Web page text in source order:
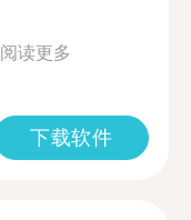
阅读更多
下载软件